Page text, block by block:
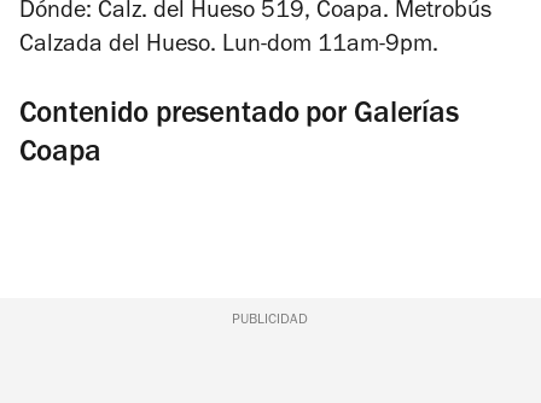
Dónde: Calz. del Hueso 519, Coapa. Metrobús
Calzada del Hueso. Lun-dom 11am-9pm.
Contenido presentado por Galerías
Coapa
PUBLICIDAD